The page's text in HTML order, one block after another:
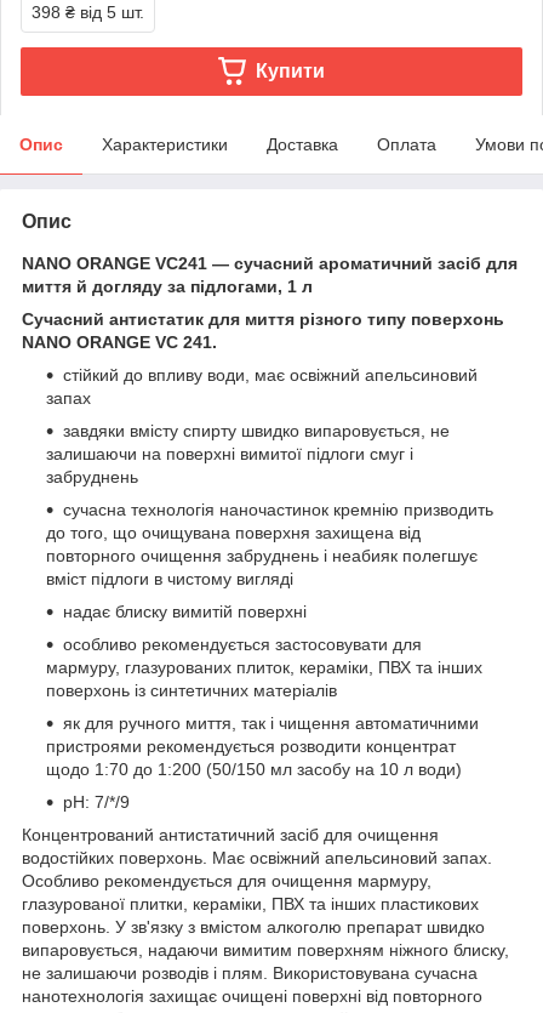
398 ₴ від 5 шт.
Купити
Опис Характеристики Доставка Оплата Умови
Опис
NANO ORANGE VC241 — сучасний ароматичний засіб для
миття й догляду за підлогами, 1 л
Сучасний антистатик для миття різного типу поверхонь
NANO ORANGE VC 241.
стійкий до впливу води, має освіжний апельсиновий
запах
завдяки вмісту спирту швидко випаровується, не
залишаючи на поверхні вимитої підлоги смуг і
забруднень
сучасна технологія наночастинок кремнію призводить
до того, що очищувана поверхня захищена від
повторного очищення забруднень і неабияк полегшує
вміст підлоги в чистому вигляді
надає блиску вимитій поверхні
особливо рекомендується застосовувати для
мармуру, глазурованих плиток, кераміки, ПВХ та інших
поверхонь із синтетичних матеріалів
як для ручного миття, так і чищення автоматичними
пристроями рекомендується розводити концентрат
щодо 1:70 до 1:200 (50/150 мл засобу на 10 л води)
pH: 7/*/9
Концентрований антистатичний засіб для очищення
водостійких поверхонь. Має освіжний апельсиновий запах.
Особливо рекомендується для очищення мармуру,
глазурованої плитки, кераміки, ПВХ та інших пластикових
поверхонь. У зв'язку з вмістом алкоголю препарат швидко
випаровується, надаючи вимитим поверхням ніжного блиску,
не залишаючи розводів і плям. Використовувана сучасна
нанотехнологія захищає очищені поверхні від повторного